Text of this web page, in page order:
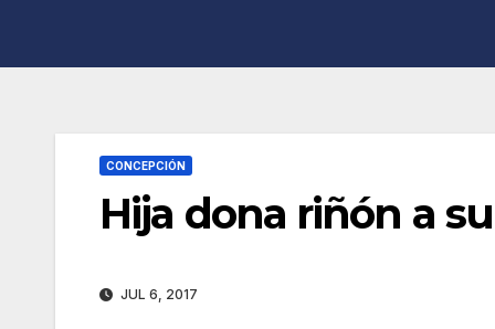
CONCEPCIÓN
Hija dona riñón a
JUL 6, 2017